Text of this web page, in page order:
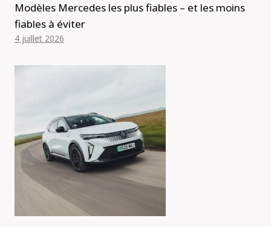
Modèles Mercedes les plus fiables – et les moins
fiables à éviter
4 juillet 2026